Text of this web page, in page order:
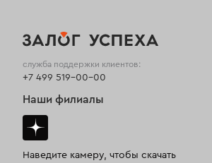
служба поддержки клиентов:
+7 499 519-00-00
Наши филиалы
Наведите камеру, чтобы скачать